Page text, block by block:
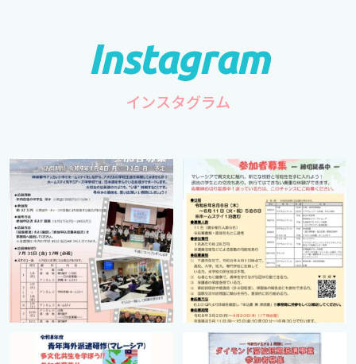
インスタグラム
cts.international.friendship
7月 1
cts.international.friendship
4月 16
cts.international.friendship
2月 27
cts.international.friendship
8月 12